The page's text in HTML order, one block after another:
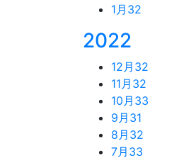
1月 32
2022
12月 32
11月 32
10月 33
9月 31
8月 32
7月 33